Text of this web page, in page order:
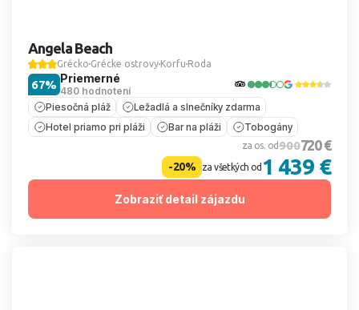
Angela Beach
Grécko Grécke ostrovy Korfu Roda
Priemerné
480 hodnotení
67%
Piesočná pláž
Ležadlá a slnečníky zdarma
Hotel priamo pri pláži
Bar na pláži Tobogány
za os. od900720 €
-20% za všetkých od 1 439 €
Zobraziť detail zájazdu